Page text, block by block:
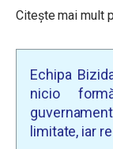
Citește mai mult
Echipa
nicio
limitate, iar